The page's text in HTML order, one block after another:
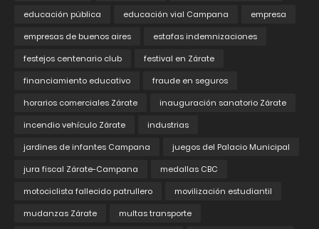
educación pública
educación vial Campana
empresa
empresas de buenos aires
estafas indemnizaciones
festejos centenario club
festival en Zárate
financiamiento educativo
fraude en seguros
horarios comerciales Zárate
inauguración sanatorio Zárate
incendio vehículo Zárate
industrias
jardines de infantes Campana
juegos del Palacio Municipal
jura fiscal Zárate-Campana
medallas CBC
motociclista fallecido patrullero
movilización estudiantil
mudanzas Zárate
multas transporte